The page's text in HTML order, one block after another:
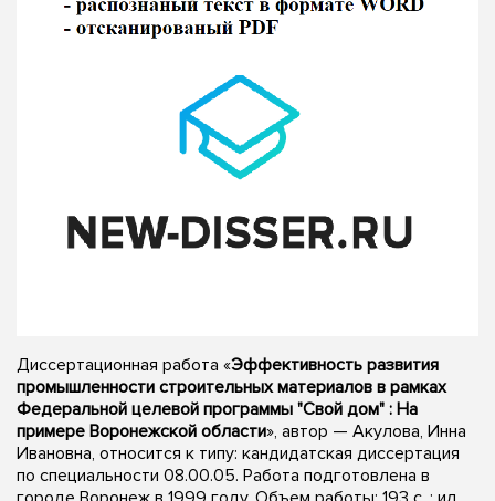
Диссертационная работа «Эффективность развития
промышленности строительных материалов в рамках
Федеральной целевой программы "Свой дом" : На
примере Воронежской области», автор — Акулова, Инна
Ивановна, относится к типу: кандидатская диссертация
по специальности 08.00.05. Работа подготовлена в